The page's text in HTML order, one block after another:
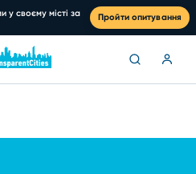
у своєму місті за
Пройти опитування